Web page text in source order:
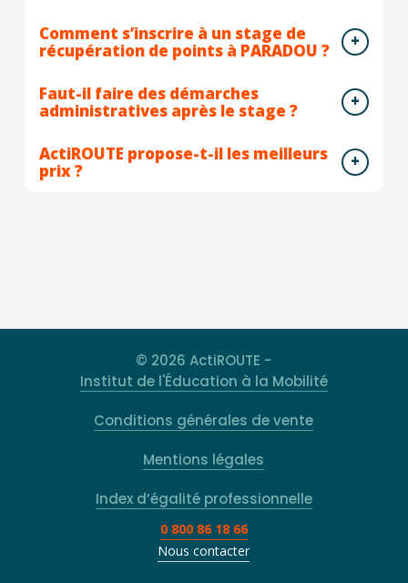
Comment s’inscrire à un stage de
récupération de points à PARADOU ?
Faut-il faire des démarches
administratives après le stage ?
ActiROUTE propose-t-il les meilleurs
prix ?
© 2026 ActiROUTE -
Institut de l'Éducation à la Mobilité
Conditions générales de vente
Mentions légales
Index d’égalité professionnelle
0 800 86 18 66
Nous contacter